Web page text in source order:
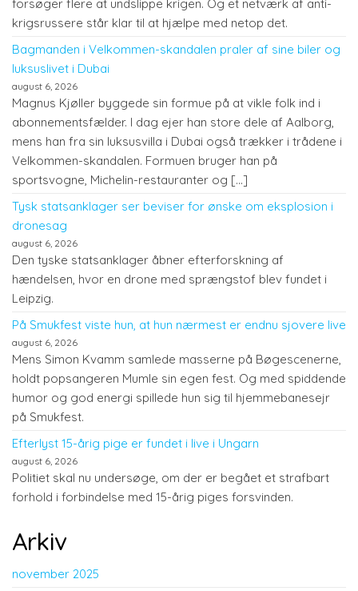
forsøger flere at undslippe krigen. Og et netværk af anti-
krigsrussere står klar til at hjælpe med netop det.
Bagmanden i Velkommen-skandalen praler af sine biler og
luksuslivet i Dubai
august 6, 2026
Magnus Kjøller byggede sin formue på at vikle folk ind i
abonnementsfælder. I dag ejer han store dele af Aalborg,
mens han fra sin luksusvilla i Dubai også trækker i trådene i
Velkommen-skandalen. Formuen bruger han på
sportsvogne, Michelin-restauranter og […]
Tysk statsanklager ser beviser for ønske om eksplosion i
dronesag
august 6, 2026
Den tyske statsanklager åbner efterforskning af
hændelsen, hvor en drone med sprængstof blev fundet i
Leipzig.
På Smukfest viste hun, at hun nærmest er endnu sjovere live
august 6, 2026
Mens Simon Kvamm samlede masserne på Bøgescenerne,
holdt popsangeren Mumle sin egen fest. Og med spiddende
humor og god energi spillede hun sig til hjemmebanesejr
på Smukfest.
Efterlyst 15-årig pige er fundet i live i Ungarn
august 6, 2026
Politiet skal nu undersøge, om der er begået et strafbart
forhold i forbindelse med 15-årig piges forsvinden.
Arkiv
november 2025